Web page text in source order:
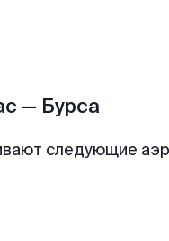
— Бурса
следующие